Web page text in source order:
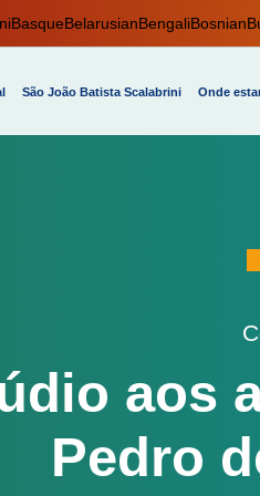
BasqueBelarusianBengaliBosnian
São João Batista Scalabrini Onde
aos
Pedro